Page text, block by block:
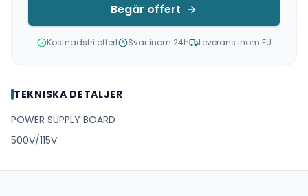
Begär offert
Kostnadsfri offert Svar inom 24h Leverans inom EU
TEKNISKA DETALJER
POWER SUPPLY BOARD
500V/115V